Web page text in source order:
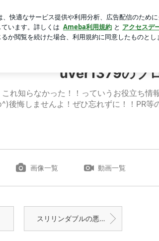
・ホント | uver1379のブログ
抜150円引き
uver1379のブ
れ知らなかった！！っていうお役立ち
後悔しませんよ！ぜひ忘れずに！！PR等
画像一覧 動画一覧
スリリンダブルの悪い口コミ徹底調査！効果なし？体験談で真相暴露！